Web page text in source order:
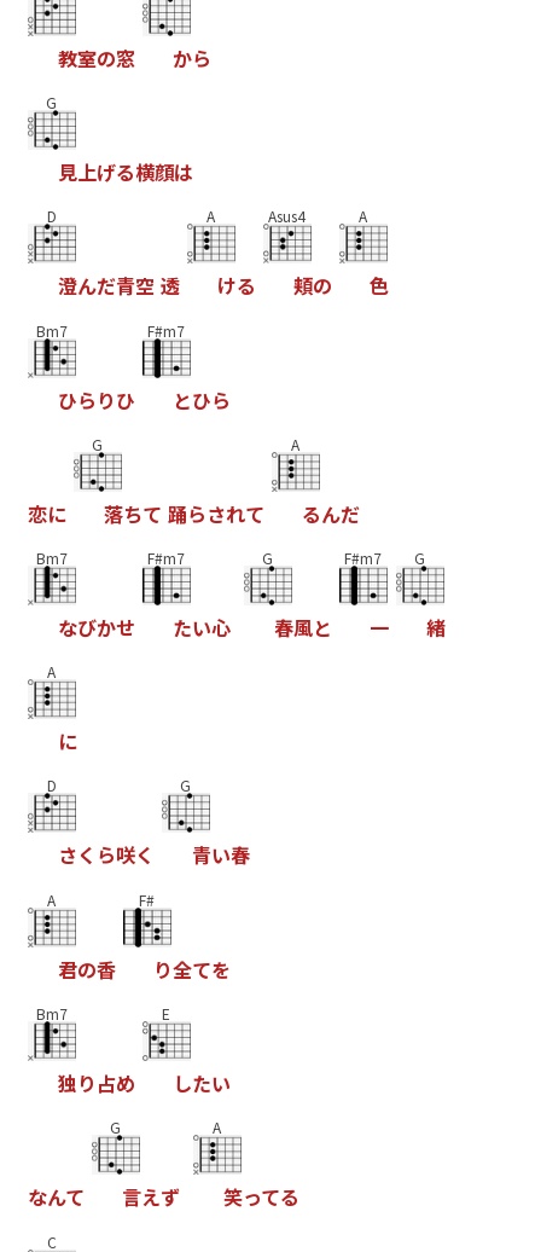
教室の窓 から
G
見上げる横顔は
D
澄んだ青空 透
A
ける
Asus4
頬の
A
色
Bm7
ひら りひ
F#m7
とひら
恋に
G
落ちて 踊らされて
A
るんだ
Bm7
なびかせ
F#m7
たい心
G
春風と
F#m7
一
G
緒
A
に
D
さく ら咲く
G
青い春
A
君の香
F#
り全てを
Bm7
独り 占め
E
したい
なんて
G
言えず
A
笑ってる
C